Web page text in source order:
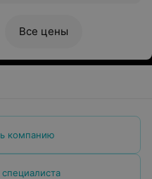
Все цены
компанию